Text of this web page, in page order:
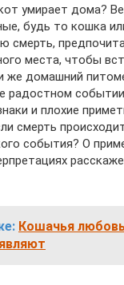
умирает дома?
будь то кошка
смерть,
места, чтобы
же домашний
радостном
и плохие
смерть
события? О
Кошачья